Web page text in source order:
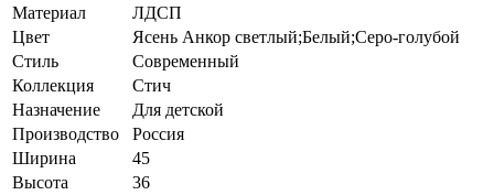
Материал
ЛДСП
Цвет
Ясень Анкор светлый;Белый;Серо-голубой
Стиль
Современный
Коллекция
Стич
Назначение
Для детской
Производство
Россия
Ширина
45
Высота
36